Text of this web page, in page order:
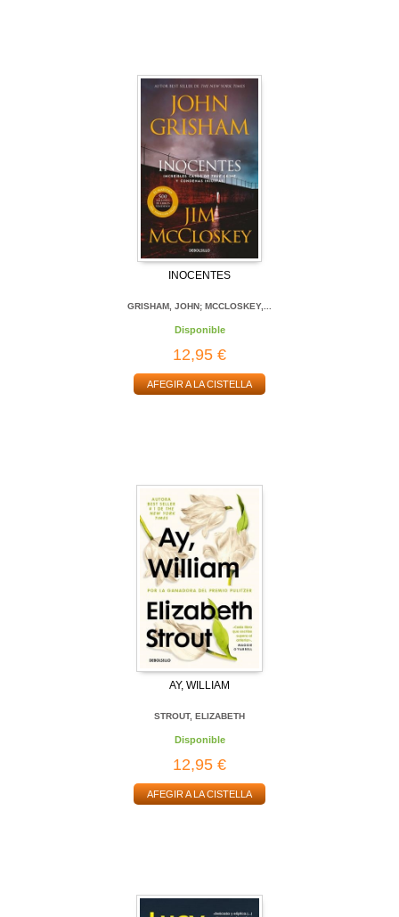
INOCENTES
GRISHAM, JOHN; MCCLOSKEY,...
Disponible
12,95 €
AFEGIR A LA CISTELLA
AY, WILLIAM
STROUT, ELIZABETH
Disponible
12,95 €
AFEGIR A LA CISTELLA